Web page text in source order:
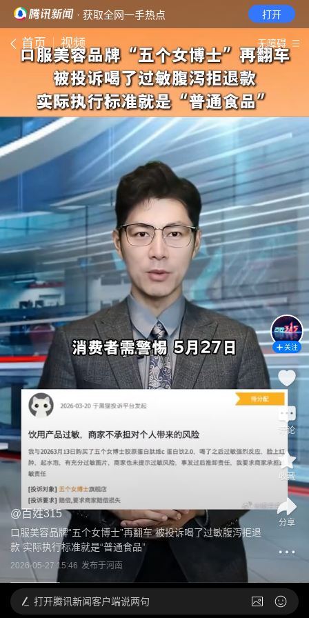
· 获取全网一手热点 打开
首页 视频 无障碍
@百姓315
口服美容品牌“五个女博士”再翻车 被投诉喝了过敏腹泻拒退
款 实际执行标准就是“普通食品”
2026-05-27 15:46 发布于河南
关注
评论
收藏
分享
打开腾讯新闻客户端说两句